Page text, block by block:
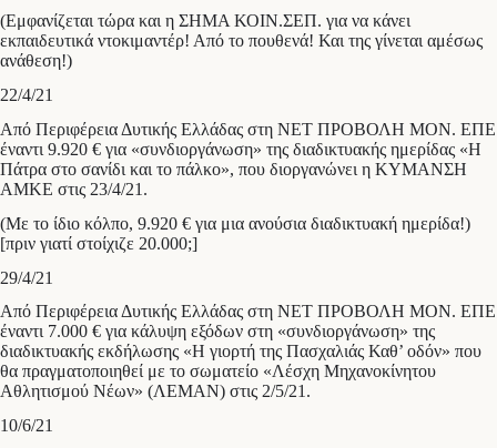
(Εμφανίζεται τώρα και η ΣΗΜΑ ΚΟΙΝ.ΣΕΠ. για να κάνει
εκπαιδευτικά ντοκιμαντέρ! Από το πουθενά! Και της γίνεται αμέσως
ανάθεση!)
22/4/21
Από Περιφέρεια Δυτικής Ελλάδας στη ΝΕΤ ΠΡΟΒΟΛΗ ΜΟΝ. ΕΠΕ
έναντι 9.920 € για «συνδιοργάνωση» της διαδικτυακής ημερίδας «Η
Πάτρα στο σανίδι και το πάλκο», που διοργανώνει η ΚΥΜΑΝΣΗ
ΑΜΚΕ στις 23/4/21.
(Με το ίδιο κόλπο, 9.920 € για μια ανούσια διαδικτυακή ημερίδα!)
[πριν γιατί στοίχιζε 20.000;]
29/4/21
Από Περιφέρεια Δυτικής Ελλάδας στη ΝΕΤ ΠΡΟΒΟΛΗ ΜΟΝ. ΕΠΕ
έναντι 7.000 € για κάλυψη εξόδων στη «συνδιοργάνωση» της
διαδικτυακής εκδήλωσης «Η γιορτή της Πασχαλιάς Καθ’ οδόν» που
θα πραγματοποιηθεί με το σωματείο «Λέσχη Μηχανοκίνητου
Αθλητισμού Νέων» (ΛΕΜΑΝ) στις 2/5/21.
10/6/21